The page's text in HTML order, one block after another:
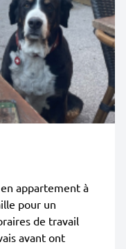
appartement à
pour un
de travail
avant ont